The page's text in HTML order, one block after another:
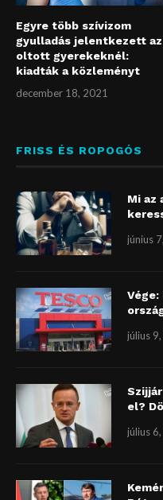
Egyre több szívizom
gyulladás jelentkezett az
oltott gyerekeknél:
kiadták a közleményt
december 18, 2021
FRISS ÉS ROPOGÓS
Mi az
június
Vége:
július
el?
július